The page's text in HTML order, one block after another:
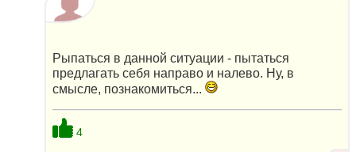
Рыпаться в данной ситуации - пытаться
предлагать себя направо и налево. Ну, в
смысле, познакомиться...
4